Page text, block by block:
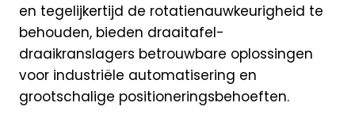
en tegelijkertijd de rotatienauwkeurigheid te
behouden, bieden draaitafel-
draaikranslagers betrouwbare oplossingen
voor industriële automatisering en
grootschalige positioneringsbehoeften.